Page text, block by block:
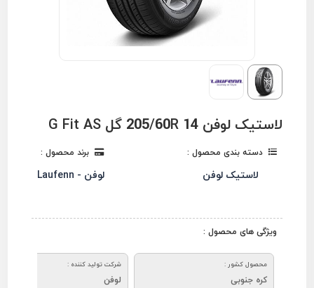
لاستیک لوفن 205/60R 14 گل G Fit AS
دسته بندی محصول :
لاستیک لوفن
برند محصول :
لوفن - Laufenn
ویژگی های محصول :
محصول کشور :
کره جنوبی
شرکت تولید کننده :
لوفن